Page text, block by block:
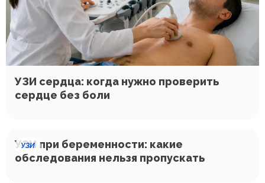
УЗИ сердца: когда нужно проверить
сердце без боли
УЗИ
УЗИ при беременности: какие
обследования нельзя пропускать